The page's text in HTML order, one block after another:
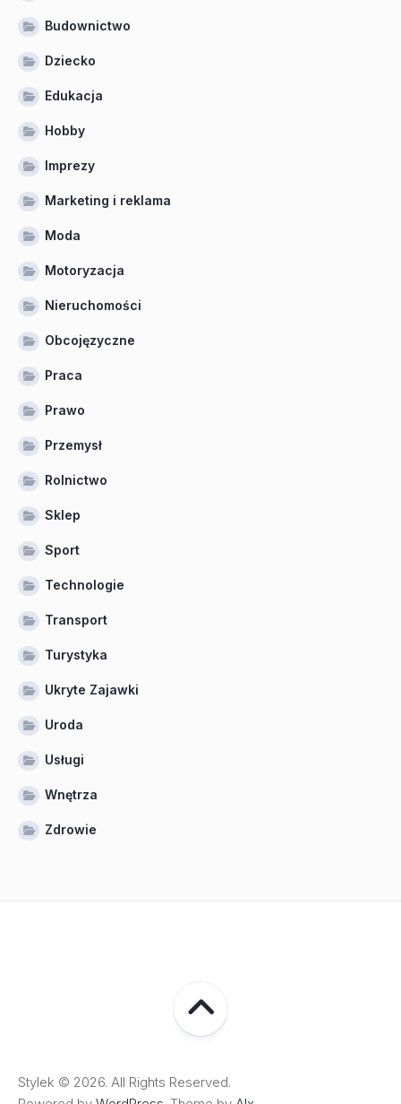
Budownictwo
Dziecko
Edukacja
Hobby
Imprezy
Marketing i reklama
Moda
Motoryzacja
Nieruchomości
Obcojęzyczne
Praca
Prawo
Przemysł
Rolnictwo
Sklep
Sport
Technologie
Transport
Turystyka
Ukryte Zajawki
Uroda
Usługi
Wnętrza
Zdrowie
Stylek © 2026. All Rights Reserved.